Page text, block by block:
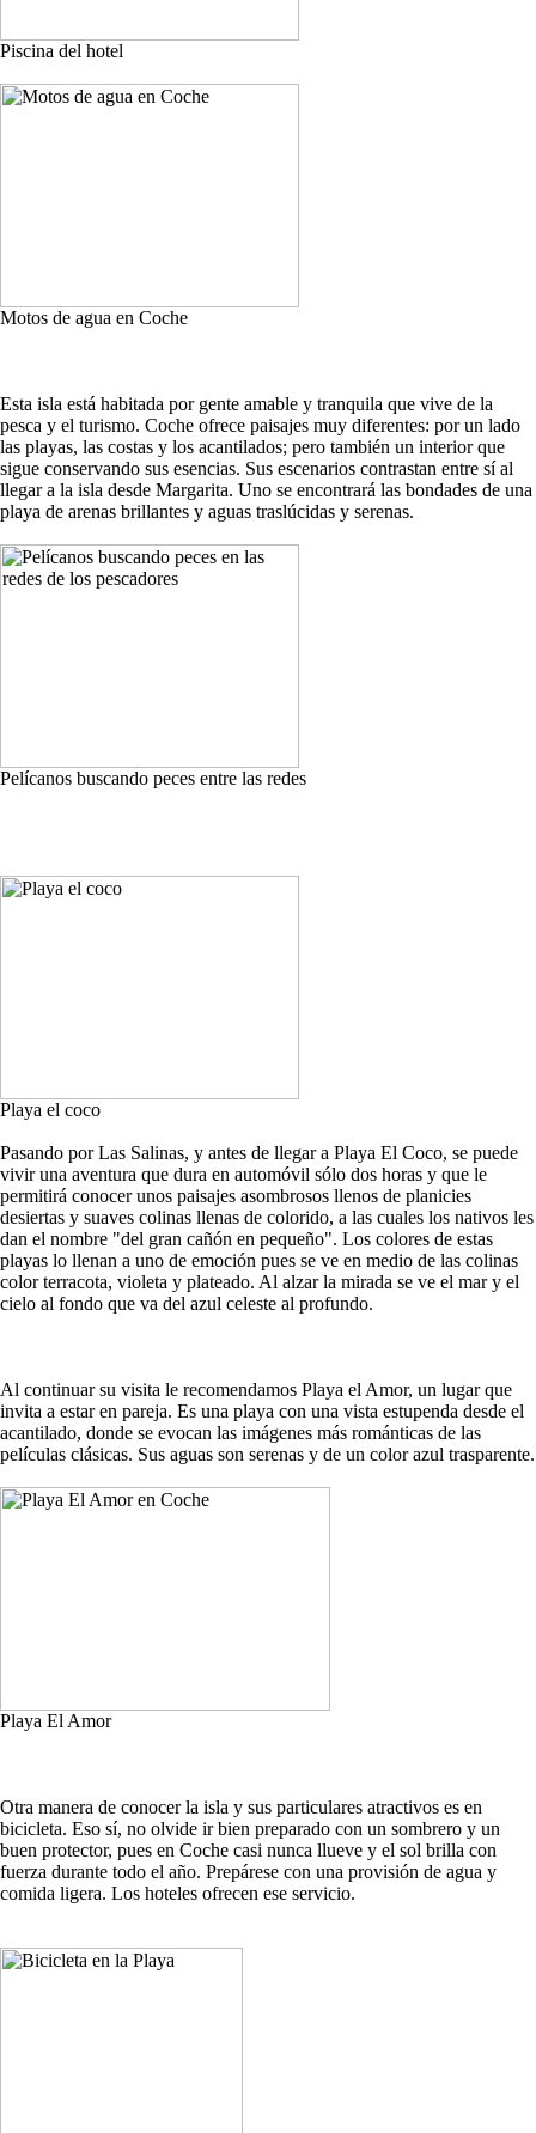
Piscina del hotel
Motos de agua en Coche
Esta isla está habitada por gente amable y tranquila que vive de la
pesca y el turismo. Coche ofrece paisajes muy diferentes: por un lado
las playas, las costas y los acantilados; pero también un interior que
sigue conservando sus esencias. Sus escenarios contrastan entre sí al
llegar a la isla desde Margarita. Uno se encontrará las bondades de una
playa de arenas brillantes y aguas traslúcidas y serenas.
Pelícanos buscando peces entre las redes
Playa el coco
Pasando por Las Salinas, y antes de llegar a Playa El Coco, se puede
vivir una aventura que dura en automóvil sólo dos horas y que le
permitirá conocer unos paisajes asombrosos llenos de planicies
desiertas y suaves colinas llenas de colorido, a las cuales los nativos les
dan el nombre "del gran cañón en pequeño". Los colores de estas
playas lo llenan a uno de emoción pues se ve en medio de las colinas
color terracota, violeta y plateado. Al alzar la mirada se ve el mar y el
cielo al fondo que va del azul celeste al profundo.
Al continuar su visita le recomendamos Playa el Amor, un lugar que
invita a estar en pareja. Es una playa con una vista estupenda desde el
acantilado, donde se evocan las imágenes más románticas de las
películas clásicas. Sus aguas son serenas y de un color azul trasparente.
Playa El Amor
Otra manera de conocer la isla y sus particulares atractivos es en
bicicleta. Eso sí, no olvide ir bien preparado con un sombrero y un
buen protector, pues en Coche casi nunca llueve y el sol brilla con
fuerza durante todo el año. Prepárese con una provisión de agua y
comida ligera. Los hoteles ofrecen ese servicio.